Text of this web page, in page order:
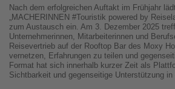
Nach dem erfolgreichen Auftakt im Frühjahr
„MACHERINNEN #Touristik powered by
zum Austausch ein. Am 3. Dezember 2025
Unternehmerinnen, Mitarbeiterinnen und
Reisevertrieb auf der Rooftop Bar des Moxy
vernetzen, Erfahrungen zu teilen und
Format hat sich innerhalb kurzer Zeit als
Sichtbarkeit und gegenseitige Unterstützung